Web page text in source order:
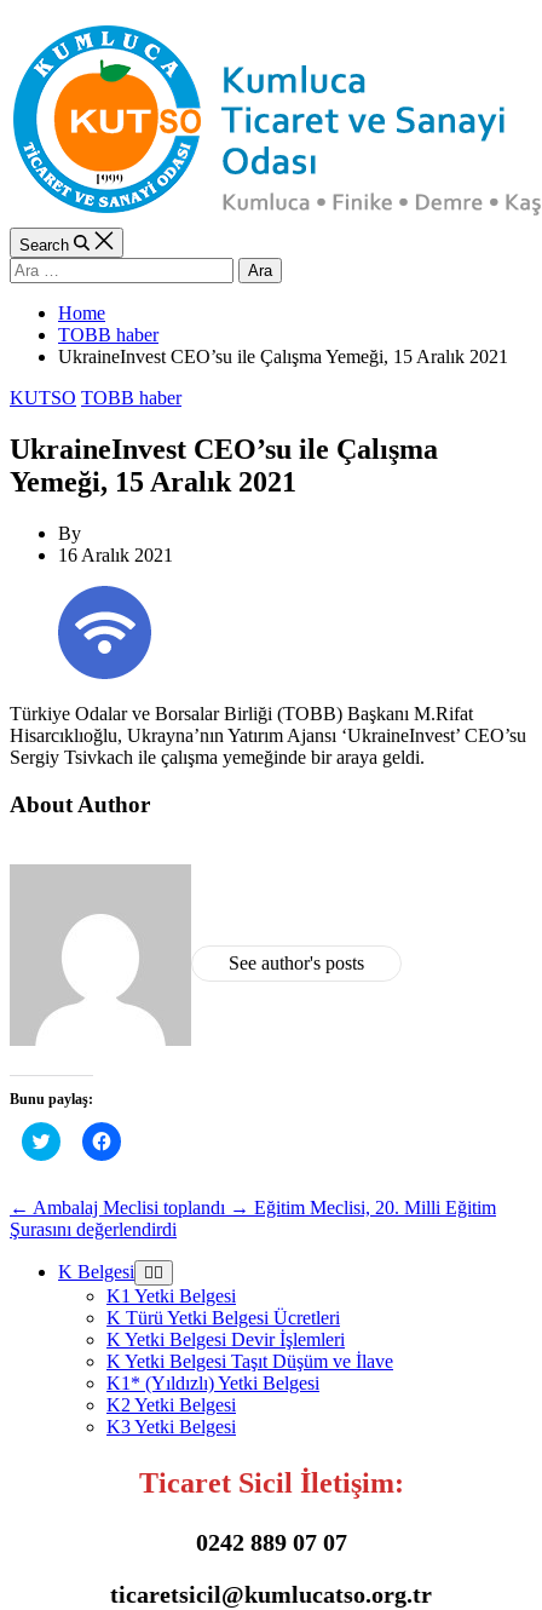
Search
Arama:
Home
TOBB haber
UkraineInvest CEO’su ile Çalışma Yemeği, 15 Aralık 2021
Categories
KUTSO TOBB haber
UkraineInvest CEO’su ile Çalışma
Yemeği, 15 Aralık 2021
By
16 Aralık 2021
Türkiye Odalar ve Borsalar Birliği (TOBB) Başkanı M.Rifat
Hisarcıklıoğlu, Ukrayna’nın Yatırım Ajansı ‘UkraineInvest’ CEO’su
Sergiy Tsivkach ile çalışma yemeğinde bir araya geldi.​
About Author
See author's posts
Bunu paylaş:
Twitter
üzerinde
tıklayın
(Yeni
pencerede
Facebook'ta
paylaşmak
(Yeni
pencerede
açılır)
← Ambalaj Meclisi toplandı → Eğitim Meclisi, 20. Milli Eğitim
Şurasını değerlendirdi
K Belgesi
K1 Yetki Belgesi
K Türü Yetki Belgesi Ücretleri
K Yetki Belgesi Devir İşlemleri
K Yetki Belgesi Taşıt Düşüm ve İlave
K1* (Yıldızlı) Yetki Belgesi
K2 Yetki Belgesi
K3 Yetki Belgesi
Ticaret Sicil İletişim:
0242 889 07 07
ticaretsicil@kumlucatso.org.tr